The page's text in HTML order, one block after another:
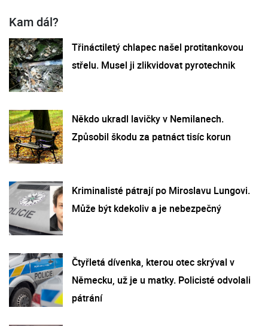
Kam dál?
Třináctiletý chlapec našel protitankovou
střelu. Musel ji zlikvidovat pyrotechnik
Někdo ukradl lavičky v Nemilanech.
Způsobil škodu za patnáct tisíc korun
Kriminalisté pátrají po Miroslavu Lungovi.
Může být kdekoliv a je nebezpečný
Čtyřletá dívenka, kterou otec skrýval v
Německu, už je u matky. Policisté odvolali
pátrání